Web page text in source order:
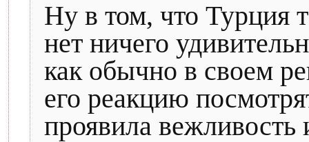
Ну в том, что Турция
нет ничего
как обычно в своем
его реакцию
проявила вежливость